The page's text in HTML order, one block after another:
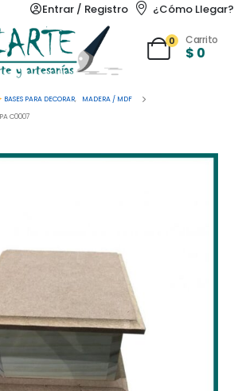
Entrar / Registro ¿Cómo Llegar?
0 Carrito
$ 0
BASES PARA DECORAR,
MADERA / MDF
C0007